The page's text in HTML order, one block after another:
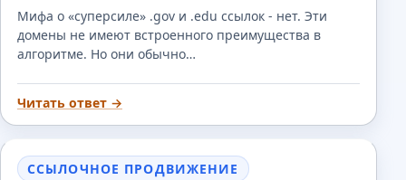
Мифа о «суперсиле» .gov и .edu ссылок - нет. Эти
домены не имеют встроенного преимущества в
алгоритме. Но они обычно…
Читать ответ →
ССЫЛОЧНОЕ ПРОДВИЖЕНИЕ